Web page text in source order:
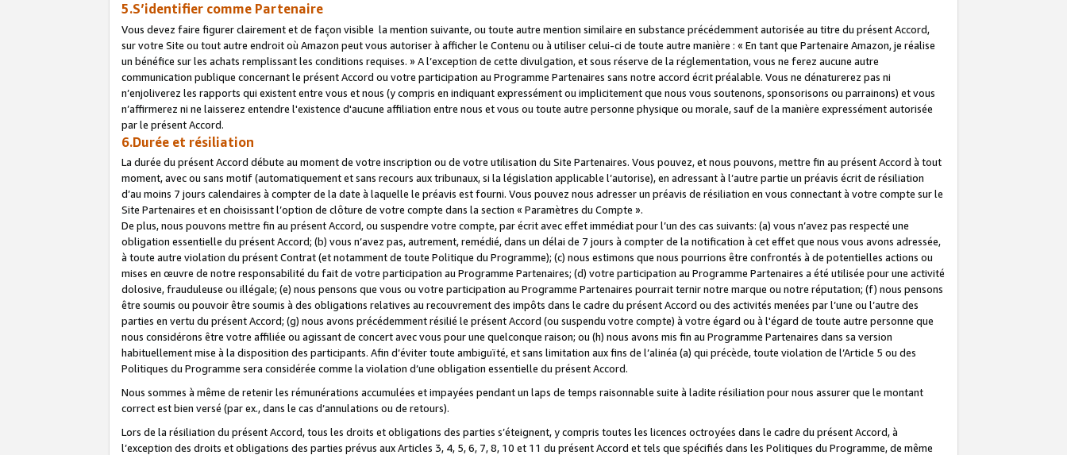
5.S’identifier comme Partenaire
Vous devez faire figurer clairement et de façon visible la mention suivante, ou toute autre mention similaire en substance précédemment autorisée au titre du présent Accord,
sur votre Site ou tout autre endroit où Amazon peut vous autoriser à afficher le Contenu ou à utiliser celui-ci de toute autre manière : « En tant que Partenaire Amazon, je réalise
un bénéfice sur les achats remplissant les conditions requises. » A l’exception de cette divulgation, et sous réserve de la réglementation, vous ne ferez aucune autre
communication publique concernant le présent Accord ou votre participation au Programme Partenaires sans notre accord écrit préalable. Vous ne dénaturerez pas ni
n’enjoliverez les rapports qui existent entre vous et nous (y compris en indiquant expressément ou implicitement que nous vous soutenons, sponsorisons ou parrainons) et vous
n’affirmerez ni ne laisserez entendre l'existence d'aucune affiliation entre nous et vous ou toute autre personne physique ou morale, sauf de la manière expressément autorisée
par le présent Accord.
6.Durée et résiliation
La durée du présent Accord débute au moment de votre inscription ou de votre utilisation du Site Partenaires. Vous pouvez, et nous pouvons, mettre fin au présent Accord à tout
moment, avec ou sans motif (automatiquement et sans recours aux tribunaux, si la législation applicable l’autorise), en adressant à l’autre partie un préavis écrit de résiliation
d’au moins 7 jours calendaires à compter de la date à laquelle le préavis est fourni. Vous pouvez nous adresser un préavis de résiliation en vous connectant à votre compte sur le
Site Partenaires et en choisissant l’option de clôture de votre compte dans la section « Paramètres du Compte ».
De plus, nous pouvons mettre fin au présent Accord, ou suspendre votre compte, par écrit avec effet immédiat pour l’un des cas suivants: (a) vous n’avez pas respecté une
obligation essentielle du présent Accord; (b) vous n’avez pas, autrement, remédié, dans un délai de 7 jours à compter de la notification à cet effet que nous vous avons adressée,
à toute autre violation du présent Contrat (et notamment de toute Politique du Programme); (c) nous estimons que nous pourrions être confrontés à de potentielles actions ou
mises en œuvre de notre responsabilité du fait de votre participation au Programme Partenaires; (d) votre participation au Programme Partenaires a été utilisée pour une activité
dolosive, frauduleuse ou illégale; (e) nous pensons que vous ou votre participation au Programme Partenaires pourrait ternir notre marque ou notre réputation; (f) nous pensons
être soumis ou pouvoir être soumis à des obligations relatives au recouvrement des impôts dans le cadre du présent Accord ou des activités menées par l’une ou l’autre des
parties en vertu du présent Accord; (g) nous avons précédemment résilié le présent Accord (ou suspendu votre compte) à votre égard ou à l'égard de toute autre personne que
nous considérons être votre affiliée ou agissant de concert avec vous pour une quelconque raison; ou (h) nous avons mis fin au Programme Partenaires dans sa version
habituellement mise à la disposition des participants. Afin d’éviter toute ambiguïté, et sans limitation aux fins de l’alinéa (a) qui précède, toute violation de l’Article 5 ou des
Politiques du Programme sera considérée comme la violation d’une obligation essentielle du présent Accord.
Nous sommes à même de retenir les rémunérations accumulées et impayées pendant un laps de temps raisonnable suite à ladite résiliation pour nous assurer que le montant
correct est bien versé (par ex., dans le cas d’annulations ou de retours).
Lors de la résiliation du présent Accord, tous les droits et obligations des parties s’éteignent, y compris toutes les licences octroyées dans le cadre du présent Accord, à
l’exception des droits et obligations des parties prévus aux Articles 3, 4, 5, 6, 7, 8, 10 et 11 du présent Accord et tels que spécifiés dans les Politiques du Programme, de même